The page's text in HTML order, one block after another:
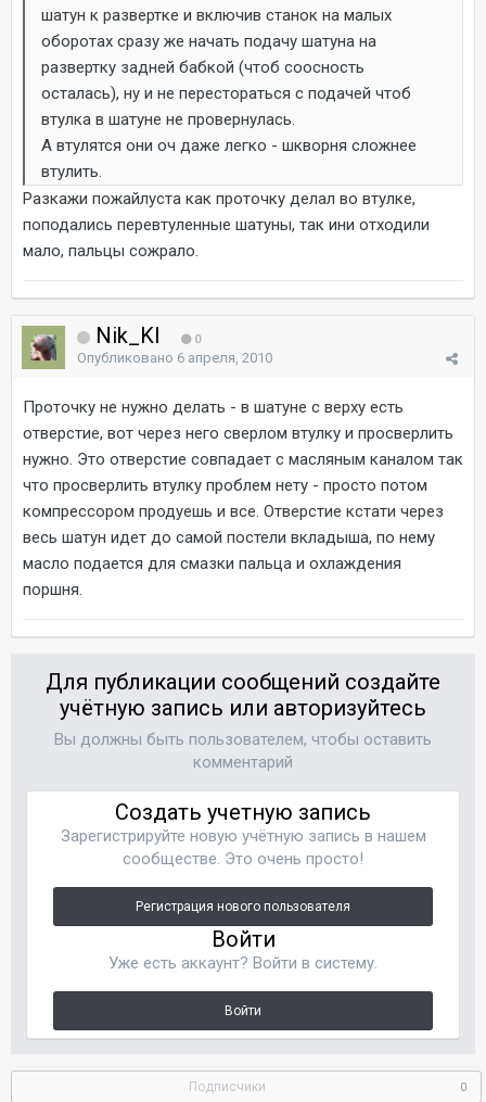
шатун к развертке и включив станок на малых
оборотах сразу же начать подачу шатуна на
развертку задней бабкой (чтоб соосность
осталась), ну и не перестораться с подачей чтоб
втулка в шатуне не провернулась.
А втулятся они оч даже легко - шкворня сложнее
втулить.
Разкажи пожайлуста как проточку делал во втулке,
поподались перевтуленные шатуны, так ини отходили
мало, пальцы сожрало.
Nik_Kl 0
Опубликовано 6 апреля, 2010
Проточку не нужно делать - в шатуне с верху есть
отверстие, вот через него сверлом втулку и просверлить
нужно. Это отверстие совпадает с масляным каналом так
что просверлить втулку проблем нету - просто потом
компрессором продуешь и все. Отверстие кстати через
весь шатун идет до самой постели вкладыша, по нему
масло подается для смазки пальца и охлаждения
поршня.
Для публикации сообщений создайте
учётную запись или авторизуйтесь
Вы должны быть пользователем, чтобы оставить
комментарий
Создать учетную запись
Зарегистрируйте новую учётную запись в нашем
сообществе. Это очень просто!
Регистрация нового пользователя
Войти
Уже есть аккаунт? Войти в систему.
Войти
Подписчики 0